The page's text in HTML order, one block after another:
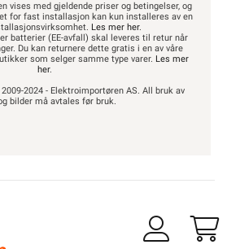
vises med gjeldende priser og betingelser, og
for fast installasjon kan kun installeres av en
Les mer her.
batterier (EE-avfall) skal leveres til retur når
Du kan returnere dette gratis i en av våre
som selger samme type varer. Les mer
her.
2024 - Elektroimportøren AS. All bruk av
bilder må avtales før bruk.